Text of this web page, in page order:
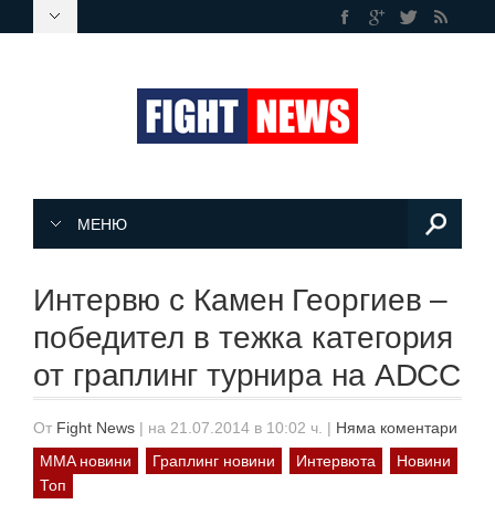
МЕНЮ
Интервю с Камен Георгиев –
победител в тежка категория
от граплинг турнира на ADCC
От Fight News | на 21.07.2014 в 10:02 ч. | Няма коментари
MMA новини
Граплинг новини Интервюта
Новини
Топ